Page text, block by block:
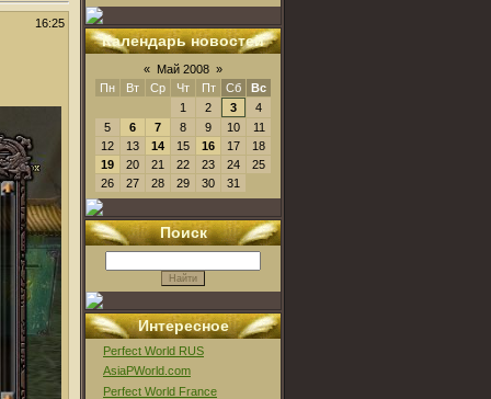
16:25
Календарь новостей
« Май 2008 »
Пн
Вт Ср Чт Пт Сб
Вс
1
2 3
4
5
6 7 8 9 10
11
12
13 14 15 16 17
18
19
20 21 22 23 24
25
26
27 28 29 30 31
Поиск
Интересное
Perfect World RUS
AsiaPWorld.com
Perfect World France